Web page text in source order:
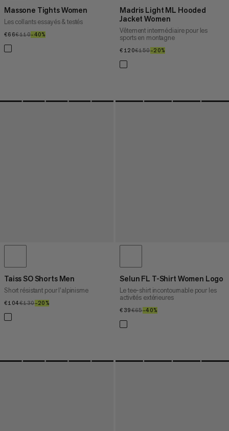
Massone Tights Women
Les collants essayés & testés
€66€66
€110€110
–40%
Madris Light ML Hooded
Jacket Women
Vêtement intermédiaire pour les
sports en montagne
€120€120
€150€150
–20%
Taiss SO Shorts Men
Short résistant pour l’alpinisme
€104€104
€130€130
–20%
Selun FL T-Shirt Women Logo
Le tee-shirt incontournable pour les
activités extérieures
€39€39
€65€65
–40%